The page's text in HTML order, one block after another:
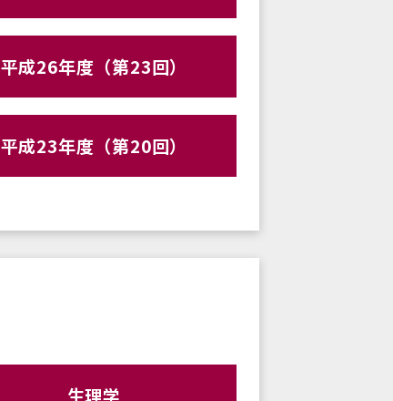
平成26年度（第23回）
平成23年度（第20回）
生理学